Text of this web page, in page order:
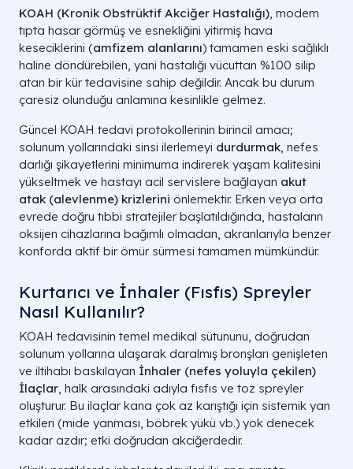
KOAH (Kronik Obstrüktif Akciğer Hastalığı), modern
tıpta hasar görmüş ve esnekliğini yitirmiş hava
keseciklerini (amfizem alanlarını) tamamen eski sağlıklı
haline döndürebilen, yani hastalığı vücuttan %100 silip
atan bir kür tedavisine sahip değildir. Ancak bu durum
çaresiz olunduğu anlamına kesinlikle gelmez.
Güncel KOAH tedavi protokollerinin birincil amacı;
solunum yollarındaki sinsi ilerlemeyi durdurmak, nefes
darlığı şikayetlerini minimuma indirerek yaşam kalitesini
yükseltmek ve hastayı acil servislere bağlayan akut
atak (alevlenme) krizlerini önlemektir. Erken veya orta
evrede doğru tıbbi stratejiler başlatıldığında, hastaların
oksijen cihazlarına bağımlı olmadan, akranlarıyla benzer
konforda aktif bir ömür sürmesi tamamen mümkündür.
Kurtarıcı ve İnhaler (Fısfıs) Spreyler
Nasıl Kullanılır?
KOAH tedavisinin temel medikal sütununu, doğrudan
solunum yollarına ulaşarak daralmış bronşları genişleten
ve iltihabı baskılayan İnhaler (nefes yoluyla çekilen)
İlaçlar, halk arasındaki adıyla fısfıs ve toz spreyler
oluşturur. Bu ilaçlar kana çok az karıştığı için sistemik yan
etkileri (mide yanması, böbrek yükü vb.) yok denecek
kadar azdır; etki doğrudan akciğerdedir.